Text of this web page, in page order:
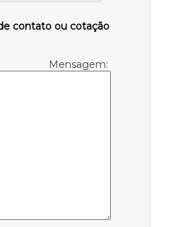
contato ou cotação
Mensagem: